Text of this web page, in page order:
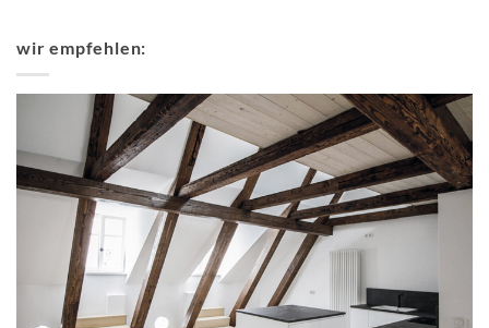
wir empfehlen: